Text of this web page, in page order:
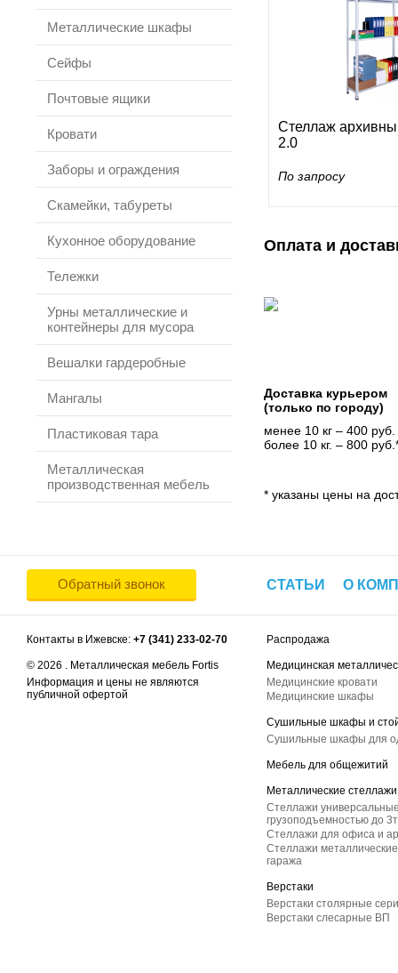
Металлические шкафы
Сейфы
Почтовые ящики
Кровати
Заборы и ограждения
Скамейки, табуреты
Кухонное оборудование
Тележки
Урны металлические и
контейнеры для мусора
Вешалки гардеробные
Мангалы
Пластиковая тара
Металлическая
производственная мебель
Стеллаж
2.0
По запросу
Оплата и
Доставка курьером
(только по городу)
менее 10 кг – 400 руб.
более 10 кг. – 800
* указаны цены на
Обратный звонок СТАТЬИ О
Контакты в Ижевске: +7 (341) 233-02-70
© 2026 . Металлическая мебель Fortis
Информация и цены не являются
публичной офертой
Распродажа
Медицинская
Медицинские кровати
Медицинские шкафы
Сушильные шкафы и
Сушильные шкафы для
Мебель для общежитий
Металлические стеллажи
Стеллажи
грузоподъемностью до
Стеллажи для офиса и
Стеллажи
гаража
Верстаки
Верстаки столярные
Верстаки слесарные ВП